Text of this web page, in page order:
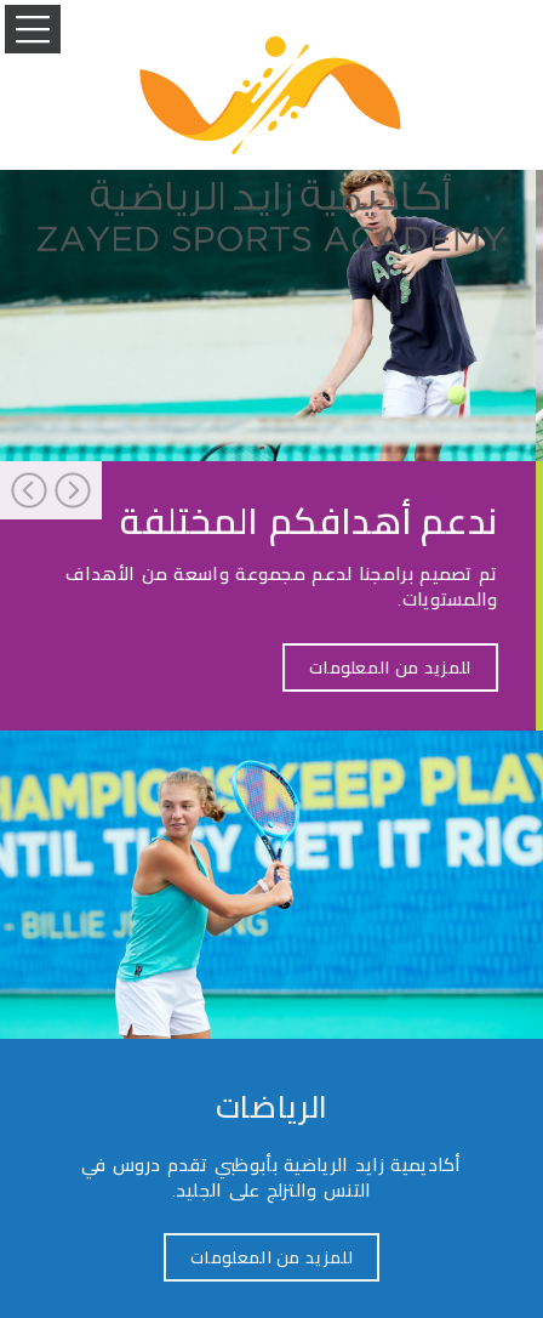
ندعم أهدافكم المختلفة
تم تصميم برامجنا لدعم مجموعة واسعة من الأهداف
والمستويات.
للمزيد من المعلومات
الرياضات
أكاديمية زايد الرياضية بأبوظبي تقدم دروس في
التنس والتزلج على الجليد.
للمزيد من المعلومات